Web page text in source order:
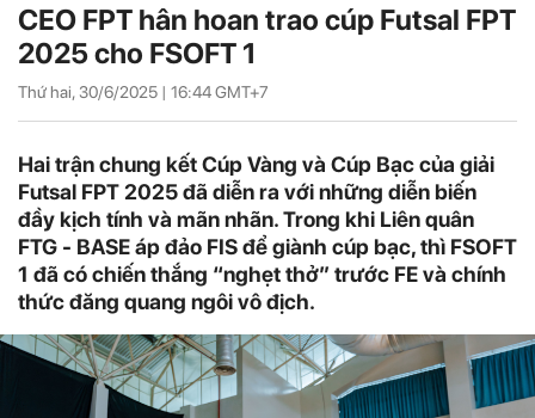
CEO FPT hân hoan trao cúp Futsal FPT
2025 cho FSOFT 1
Thứ hai, 30/6/2025 | 16:44GMT+7
Hai trận chung kết Cúp Vàng và Cúp Bạc của giải
Futsal FPT 2025 đã diễn ra với những diễn biến
đầy kịch tính và mãn nhãn. Trong khi Liên quân
FTG - BASE áp đảo FIS để giành cúp bạc, thì FSOFT
1 đã có chiến thắng “nghẹt thở” trước FE và chính
thức đăng quang ngôi vô địch.